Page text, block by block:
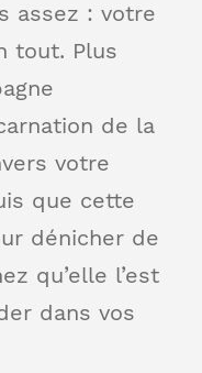
assez : votre
tout. Plus
de la
votre
que cette
dénicher de
qu’elle l’est
dans vos